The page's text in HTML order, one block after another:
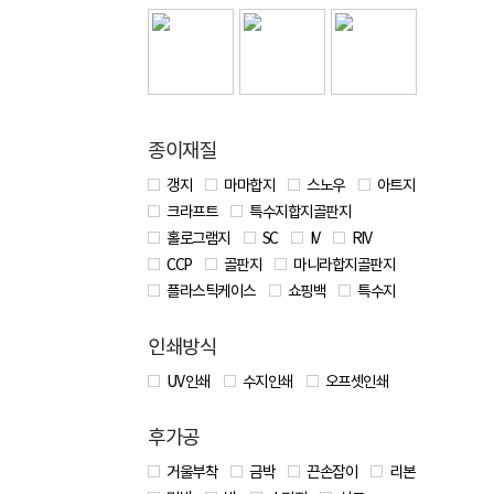
종이재질
갱지 마마합지 스노우
아트지
크라프트
특수지합지골판지
홀로그램지
SC IV
RIV
CCP
골판지
마니라합지골판지
플라스틱케이스
쇼핑백 특수지
인쇄방식
UV 인쇄 수지인쇄 오프셋인쇄
후가공
거울부착 금박 끈손잡이
리본